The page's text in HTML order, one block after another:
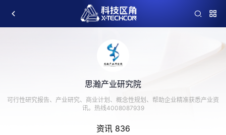
思瀚产业研究院
可行性研究报告、产业研究、商业计划、概念性规划、帮助企业精准获悉产业资
讯。热线4008087939
资讯 836